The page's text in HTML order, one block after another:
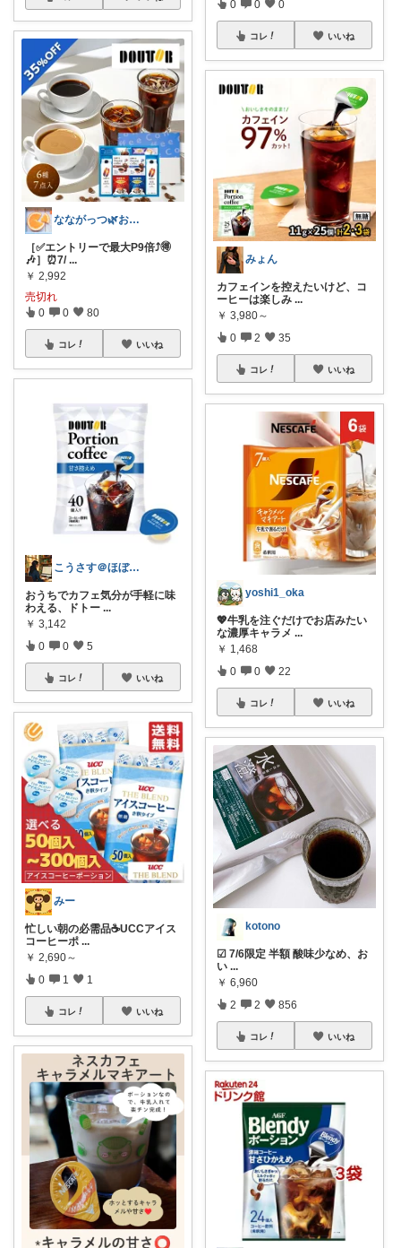
なながっつ🌿お得好き！コスパも大切💛
［✅エントリーで最大P9倍⤴️🉐
🎶］⏰7/ ...
￥ 2,992
売切れ
0 0 80
コレ いいね
こうさす＠ほぼ毎日更新
おうちでカフェ気分が手軽に味
わえる、ドトー ...
￥ 3,142
0 0 5
コレ いいね
みー
忙しい朝の必需品☕️UCCアイス
コーヒーポ ...
￥ 2,690～
0 1 1
コレ いいね
0 0 0
コレ いいね
みょん
カフェインを控えたいけど、コ
ーヒーは楽しみ ...
￥ 3,980～
0 2 35
コレ いいね
yoshi1_oka
💖牛乳を注ぐだけでお店みたい
な濃厚キャラメ ...
￥ 1,468
0 0 22
コレ いいね
kotono
☑︎ 7/6限定 半額 酸味少なめ、お
い ...
￥ 6,960
2 2 856
コレ いいね